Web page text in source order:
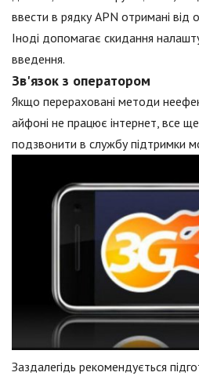
ввести в рядку APN отримані від
Іноді допомагає скидання
введення.
Зв'язок з оператором
Якщо перераховані методи
айфоні не працює інтернет, все
подзвонити в службу підтримки
Заздалегідь рекомендується